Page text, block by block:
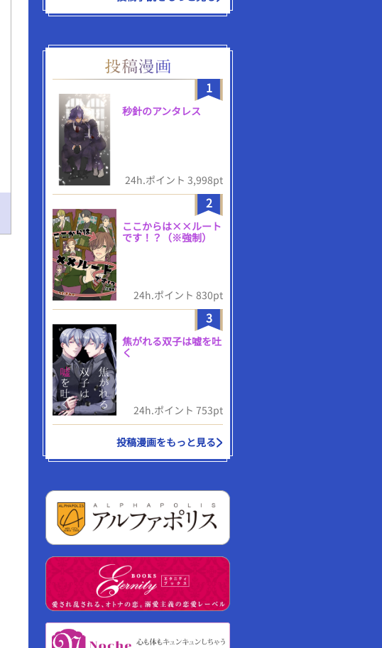
1
秒針のアンタレス
24h.ポイント 3,998pt
2
ここからは××ルート
です！？（※強制）
24h.ポイント 830pt
3
焦がれる双子は嘘を吐
く
24h.ポイント 753pt
投稿漫画をもっと見る